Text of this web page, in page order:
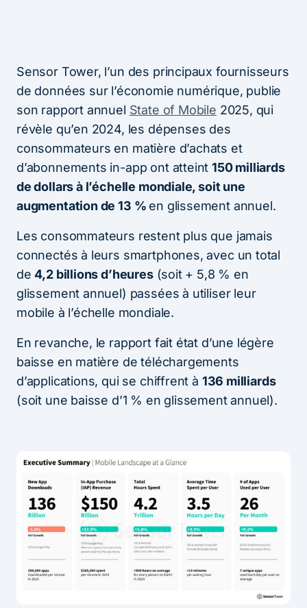
Sensor Tower, l’un des principaux fournisseurs
de données sur l’économie numérique, publie
son rapport annuel State of Mobile 2025, qui
révèle qu’en 2024, les dépenses des
consommateurs en matière d’achats et
d’abonnements in-app ont atteint150 milliards
de dollars à l’échelle mondiale, soit une
augmentation de 13 % en glissement annuel.
Les consommateurs restent plus que jamais
connectés à leurs smartphones, avec un total
de4,2 billions d’heures(soit + 5,8 % en
glissement annuel) passées à utiliser leur
mobile à l’échelle mondiale.
En revanche, le rapport fait état d’une légère
baisse en matière de téléchargements
d’applications, qui se chiffrent à 136 milliards
(soit une baisse d’1 % en glissement annuel).